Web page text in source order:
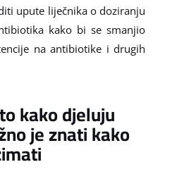
upute liječnika o doziranju
kako bi se smanjio
na antibiotike i drugih
kako djeluju
je znati kako